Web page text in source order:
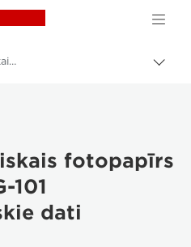
Canon Logo, back to
Tehniskie dati — magnētiskais fotopapīrs MG-101
fotopapīrs
101
dati